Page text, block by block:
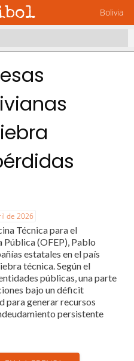
Bolivia
de 2026
Técnica para el
Pública (OFEP), Pablo
estatales en el país
técnica. Según el
públicas, una parte
bajo un déficit
para generar recursos
persistente